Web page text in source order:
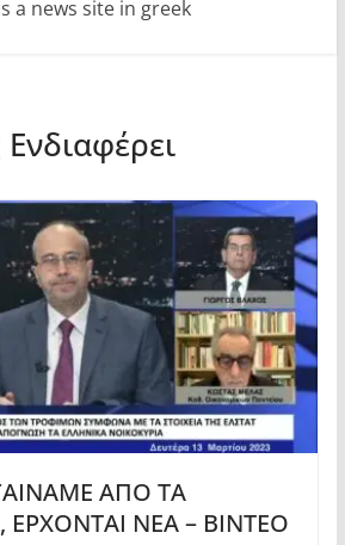
a news site in greek
ΑΠΟ ΤΑ
ΝΕΑ – ΒΙΝΤΕΟ